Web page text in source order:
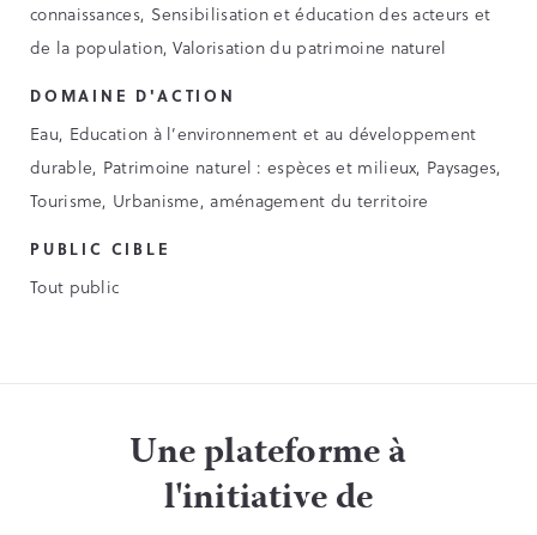
connaissances, Sensibilisation et éducation des acteurs et
de la population, Valorisation du patrimoine naturel
DOMAINE D'ACTION
Eau, Education à l’environnement et au développement
durable, Patrimoine naturel : espèces et milieux, Paysages,
Tourisme, Urbanisme, aménagement du territoire
PUBLIC CIBLE
Tout public
Une plateforme à
l'initiative de